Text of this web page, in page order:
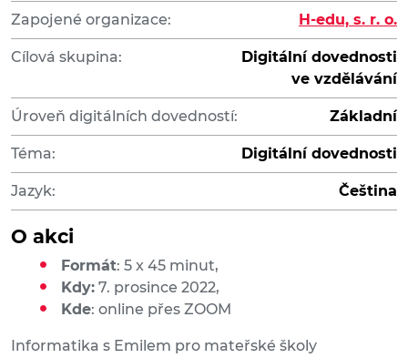
Zapojené organizace: H-edu, s. r. o.
Cílová skupina:
Digitální dovednosti
ve vzdělávání
Úroveň digitálních dovedností: Základní
Téma: Digitální dovednosti
Jazyk: Čeština
O akci
Formát: 5 x 45 minut,
Kdy: 7. prosince 2022,
Kde: online přes ZOOM
Informatika s Emilem pro mateřské školy